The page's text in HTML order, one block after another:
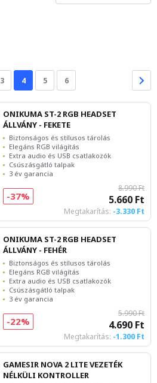
3 4 5 6
ONIKUMA ST-2 RGB HEADSET
ÁLLVÁNY - FEKETE
Biztonságos és stílusos tárolás
Elegáns RGB világítás
Extra audio és USB csatlakozók
Csúszásgátló talpak
3 év garancia
8.990 Ft
5.660 Ft
Megtakarítás: -3.330 Ft
-37%
ONIKUMA ST-2 RGB HEADSET
ÁLLVÁNY - FEHÉR
Biztonságos és stílusos tárolás
Elegáns RGB világítás
Extra audio és USB csatlakozók
Csúszásgátló talpak
3 év garancia
5.990 Ft
4.690 Ft
Megtakarítás: -1.300 Ft
-22%
GAMESIR NOVA 2 LITE VEZETÉK
NÉLKÜLI KONTROLLER